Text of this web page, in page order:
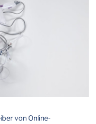
von Online-